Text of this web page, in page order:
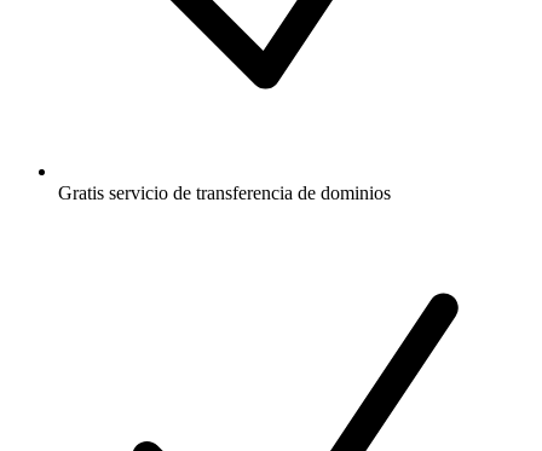
Gratis servicio de transferencia de dominios